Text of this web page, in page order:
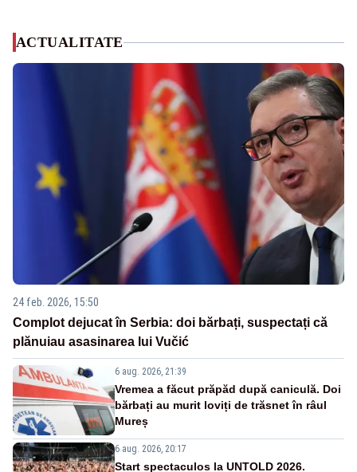
ACTUALITATE
24 feb. 2026, 15:50
Complot dejucat în Serbia: doi bărbați, suspectați că
plănuiau asasinarea lui Vučić
6 aug. 2026, 21:39
Vremea a făcut prăpăd după caniculă. Doi
bărbați au murit loviți de trăsnet în râul
Mureș
6 aug. 2026, 20:17
Start spectaculos la UNTOLD 2026.